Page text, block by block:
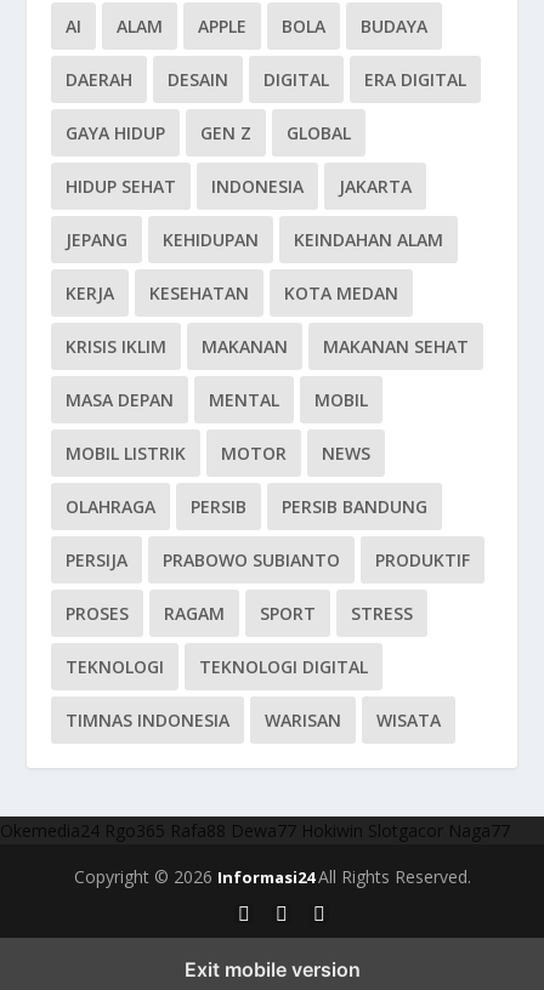
AI ALAM APPLE BOLA BUDAYA
DAERAH DESAIN DIGITAL ERA DIGITAL
GAYA HIDUP GEN Z GLOBAL
HIDUP SEHAT INDONESIA JAKARTA
JEPANG KEHIDUPAN KEINDAHAN ALAM
KERJA KESEHATAN KOTA MEDAN
KRISIS IKLIM MAKANAN MAKANAN SEHAT
MASA DEPAN MENTAL MOBIL
MOBIL LISTRIK MOTOR NEWS
OLAHRAGA PERSIB PERSIB BANDUNG
PERSIJA PRABOWO SUBIANTO PRODUKTIF
PROSES RAGAM SPORT STRESS
TEKNOLOGI TEKNOLOGI DIGITAL
TIMNAS INDONESIA WARISAN WISATA
Okemedia24 Rgo365 Rafa88 Dewa77 Hokiwin Slotgacor Naga77
Copyright © 2026 Informasi24All Rights Reserved.
Exit mobile version